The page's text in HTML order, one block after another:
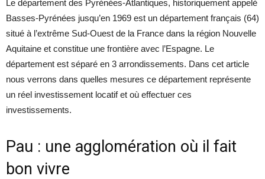
Le département des Pyrénées-Atlantiques, historiquement appelé
Basses-Pyrénées jusqu’en 1969 est un département français (64)
situé à l’extrême Sud-Ouest de la France dans la région Nouvelle
Aquitaine et constitue une frontière avec l’Espagne. Le
département est séparé en 3 arrondissements. Dans cet article
nous verrons dans quelles mesures ce département représente
un réel investissement locatif et où effectuer ces
investissements.
Pau : une agglomération où il fait
bon vivre